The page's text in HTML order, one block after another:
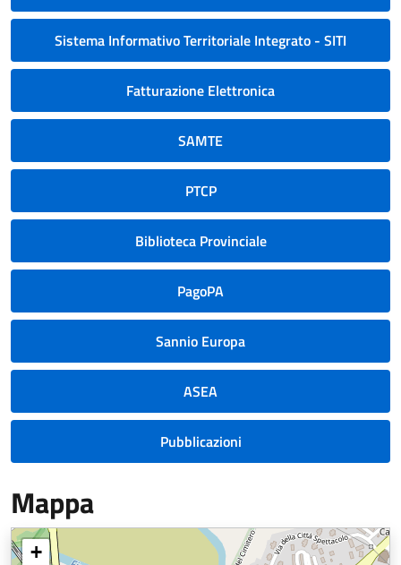
Sistema Informativo Territoriale Integrato - SITI
Fatturazione Elettronica
SAMTE
PTCP
Biblioteca Provinciale
PagoPA
Sannio Europa
ASEA
Pubblicazioni
Mappa
+